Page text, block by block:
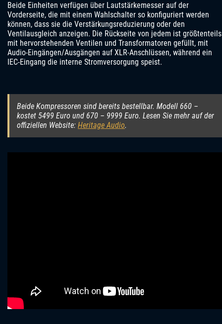
Beide Einheiten verfügen über Lautstärkemesser auf der
Vorderseite, die mit einem Wahlschalter so konfiguriert werden
können, dass sie die Verstärkungsreduzierung oder den
Ventilausgleich anzeigen. Die Rückseite von jedem ist größtenteils
mit hervorstehenden Ventilen und Transformatoren gefüllt, mit
Audio-Eingängen/Ausgängen auf XLR-Anschlüssen, während ein
IEC-Eingang die interne Stromversorgung speist.
Beide Kompressoren sind bereits bestellbar. Modell 660 –
kostet 5499 Euro und 670 – 9999 Euro. Lesen Sie mehr auf der
offiziellen Website: Heritage Audio.